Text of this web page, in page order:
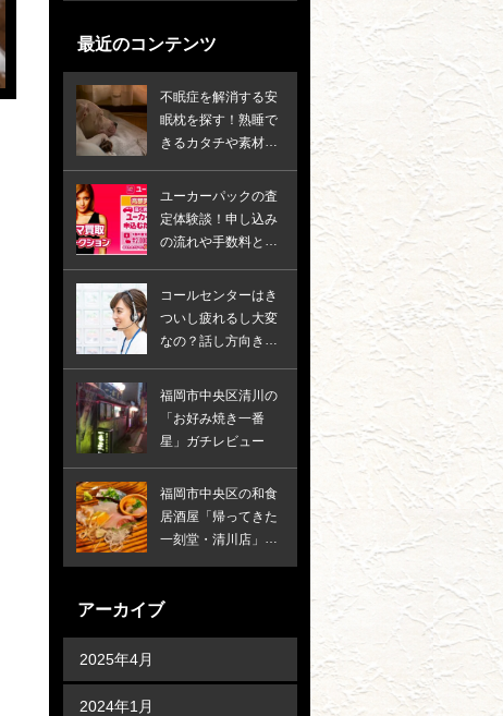
最近のコンテンツ
不眠症を解消する安
眠枕を探す！熟睡で
きるカタチや素材
ユーカーパックの査
定体験談！申し込み
の流れや手数料と必
コールセンターはき
ついし疲れるし大変
なの？話し方向き不
福岡市中央区清川の
「お好み焼き一番
星」ガチレビュー
福岡市中央区の和食
居酒屋「帰ってきた
一刻堂・清川店」ガ
アーカイブ
2025年4月
2024年1月